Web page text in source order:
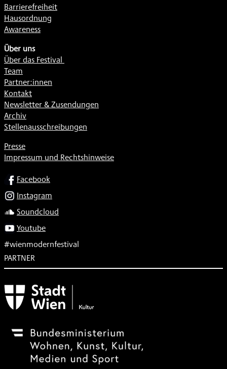
Barrierefreiheit
Hausordnung
Awareness
Über uns
Über das Festival
Team
Partner:innen
Kontakt
Newsletter & Zusendungen
Archiv
Stellenausschreibungen
Presse
Impressum und Rechtshinweise
SOCIALFacebook
Instagram
Soundcloud
Youtube
#wienmodernfestival
PARTNER
Subventionsgeber